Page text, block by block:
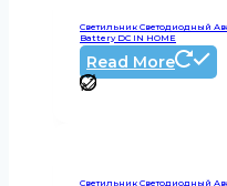
Светильник Светодиодный
Battery DC IN HOME
Read More
Светильник Светодиодный